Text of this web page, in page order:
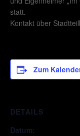
statt.
Kontakt über
Zum
DETAILS
Datum: